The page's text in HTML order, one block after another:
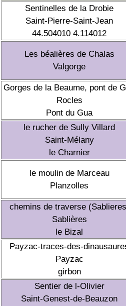
Sentinelles de la Drobie
Saint-Pierre-Saint-Jean
44.504010 4.114012
Les béalières de Chalas
Valgorge
Gorges de la Beaume, pont de
Rocles
Pont du Gua
le rucher de Sully Villard
Saint-Mélany
le Charnier
le moulin de Marceau
Planzolles
chemins de traverse
Sablières
le Bizal
Payzac-traces-des-
Payzac
girbon
Sentier de l-Olivier
Saint-Genest-de-Beauzon